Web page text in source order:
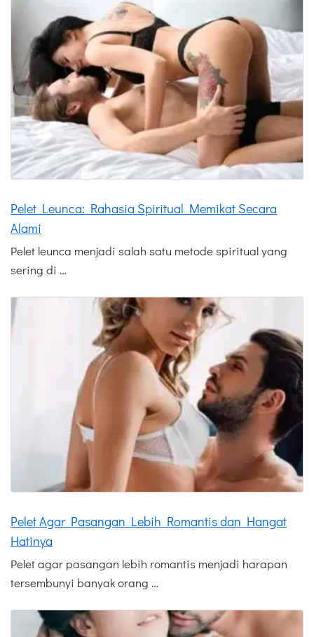
Pelet Leunca: Rahasia Spiritual Memikat Secara
Alami
Pelet leunca menjadi salah satu metode spiritual yang
sering di …
Pelet Agar Pasangan Lebih Romantis dan Hangat
Hatinya
Pelet agar pasangan lebih romantis menjadi harapan
tersembunyi banyak orang …